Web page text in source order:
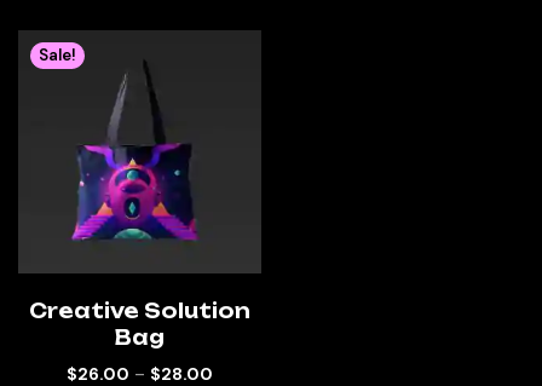
Sale!
Creative Solution
Bag
$26.00 – $28.00